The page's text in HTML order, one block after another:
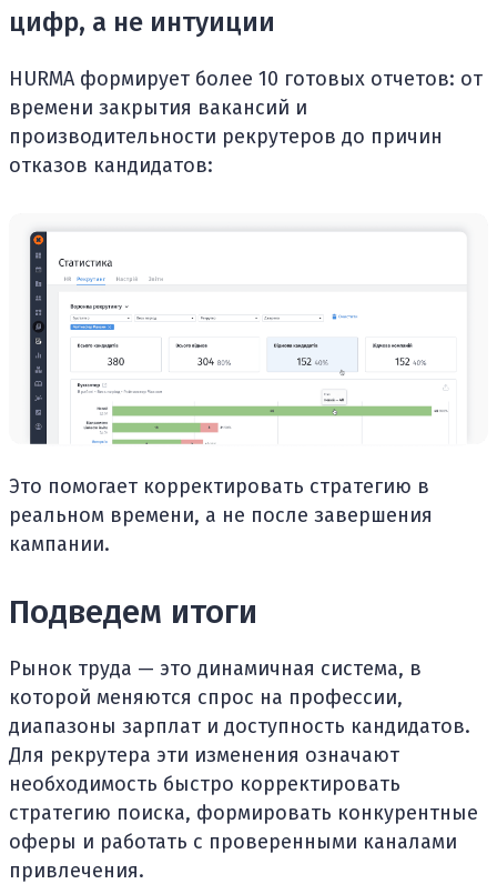
цифр, а не интуиции
HURMA формирует более 10 готовых отчетов: от
времени закрытия вакансий и
производительности рекрутеров до причин
отказов кандидатов:
Это помогает корректировать стратегию в
реальном времени, а не после завершения
кампании.
Подведем итоги
Рынок труда — это динамичная система, в
которой меняются спрос на профессии,
диапазоны зарплат и доступность кандидатов.
Для рекрутера эти изменения означают
необходимость быстро корректировать
стратегию поиска, формировать конкурентные
оферы и работать с проверенными каналами
привлечения.